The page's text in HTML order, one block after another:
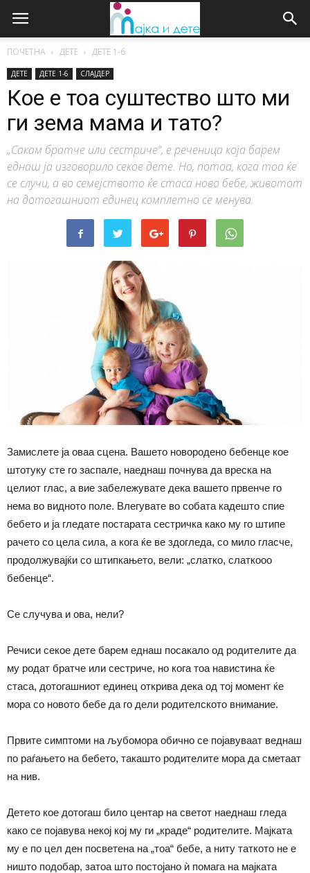
ПОЧЕТНА ДЕТЕ ДЕTE 1-6
ДЕТЕ ДЕTE 1-6 СЛАЈДЕР
Кое е тоа суштество што ми
ги зема мама и тато?
„Сакам братче или сестриче“, е реченица која барем
еднаш ја изговорило секое дете. Но, потоа, кога тоа ќе
се случи, а во семејството ќе стаса ново бебе, животот
на дотогашниот единец комплетно се менува.
Замислете ја оваа сцена. Вашето новородено бебенце кое
штотуку сте го заспале, наеднаш почнува да вреска на
целиот глас, а вие забележувате дека вашето првенче го
нема во видното поле. Влегувате во собата кадешто спие
бебето и ја гледате постарата сестричка како му го штипе
рачето со цела сила, а кога ќе ве здогледа, со мило гласче,
продолжувајќи со штипкањето, вели: „слатко, слаткооо
бебенце“.
Се случува и ова, нели?
Речиси секое дете барем еднаш посакало од родителите да
му родат братче или сестриче, но кога тоа навистина ќе
стаса, дотогашниот единец открива дека од тој момент ќе
мора со новото бебе да го дели родителското внимание.
Првите симптоми на љубомора обично се појавуваат веднаш
по раѓањето на бебето, такашто родителите мора да сметаат
на нив.
Детето кое дотогаш било центар на светот наеднаш гледа
како се појавува некој кој му ги „краде“ родителите. Мајката
му е по цел ден посветена на „тоа“ бебе, а ниту таткото не е
ништо подобар, затоа што постојано ѝ помага на мајката